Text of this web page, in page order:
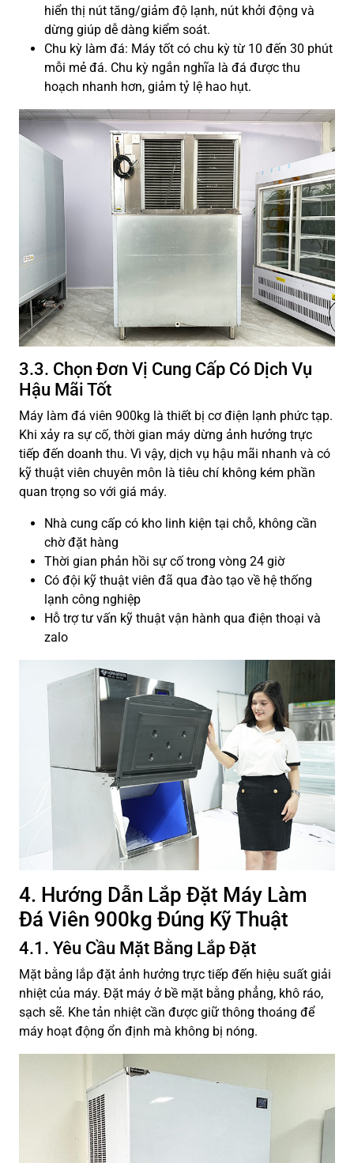
hiển thị nút tăng/giảm độ lạnh, nút khởi động và
dừng giúp dễ dàng kiểm soát.
Chu kỳ làm đá: Máy tốt có chu kỳ từ 10 đến 30 phút
mỗi mẻ đá. Chu kỳ ngắn nghĩa là đá được thu
hoạch nhanh hơn, giảm tỷ lệ hao hụt.
3.3. Chọn Đơn Vị Cung Cấp Có Dịch Vụ
Hậu Mãi Tốt
Máy làm đá viên 900kg là thiết bị cơ điện lạnh phức tạp.
Khi xảy ra sự cố, thời gian máy dừng ảnh hưởng trực
tiếp đến doanh thu. Vì vậy, dịch vụ hậu mãi nhanh và có
kỹ thuật viên chuyên môn là tiêu chí không kém phần
quan trọng so với giá máy.
Nhà cung cấp có kho linh kiện tại chỗ, không cần
chờ đặt hàng
Thời gian phản hồi sự cố trong vòng 24 giờ
Có đội kỹ thuật viên đã qua đào tạo về hệ thống
lạnh công nghiệp
Hỗ trợ tư vấn kỹ thuật vận hành qua điện thoại và
zalo
4. Hướng Dẫn Lắp Đặt Máy Làm
Đá Viên 900kg Đúng Kỹ Thuật
4.1. Yêu Cầu Mặt Bằng Lắp Đặt
Mặt bằng lắp đặt ảnh hưởng trực tiếp đến hiệu suất giải
nhiệt của máy. Đặt máy ở bề mặt bằng phẳng, khô ráo,
sạch sẽ. Khe tản nhiệt cần được giữ thông thoáng để
máy hoạt động ổn định mà không bị nóng.